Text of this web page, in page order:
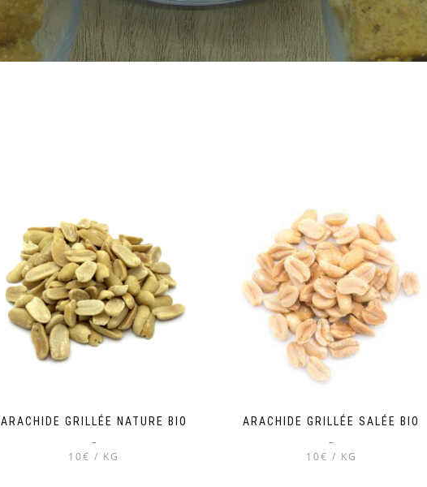
ARACHIDE GRILLÉE NATURE BIO
–
10€ / KG
ARACHIDE GRILLÉE SALÉE BIO
–
10€ / KG